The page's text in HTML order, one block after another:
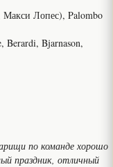
Лопес), Palombo
Berardi, Bjarnason,
по команде хорошо
праздник, отличный